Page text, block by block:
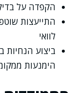
הקפדה על
התייעצות
לוואי
ביצוע הנחיות
הימנעות